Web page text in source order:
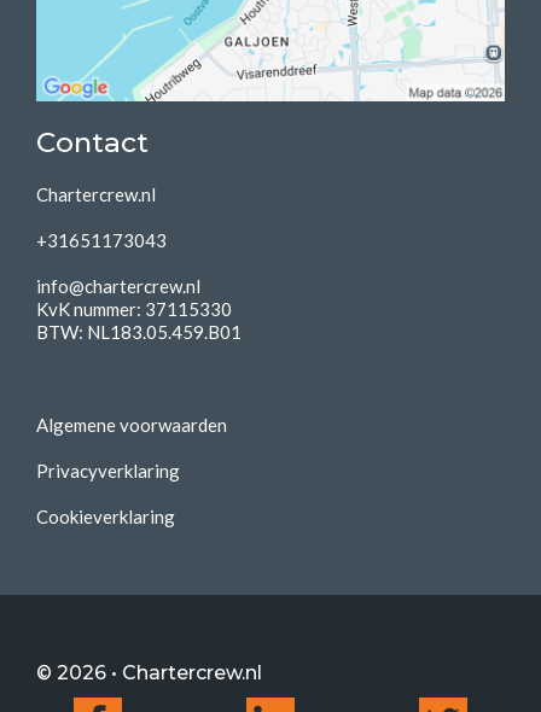
Contact
Chartercrew.nl
+31651173043
info@chartercrew.nl
KvK nummer: 37115330
BTW: NL183.05.459.B01
Algemene voorwaarden
Privacyverklaring
Cookieverklaring
© 2026 • Chartercrew.nl